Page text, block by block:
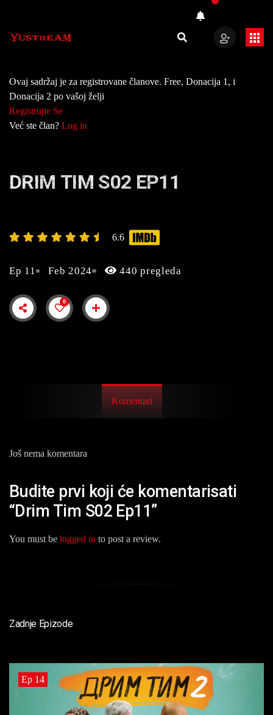
Ovaj sadržaj je za registrovane članove. Free, Donacija 1, i
Donacija 2 po vašoj želji
Registrujte Se
Već ste član? Log in
DRIM TIM S02 EP11
6.6
Ep 11 Feb 2024 440 pregleda
0
Komentari
Još nema komentara
Budite prvi koji će komentarisati
“Drim Tim S02 Ep11”
You must be logged in to post a review.
Zadnje Epizode
Ep 14